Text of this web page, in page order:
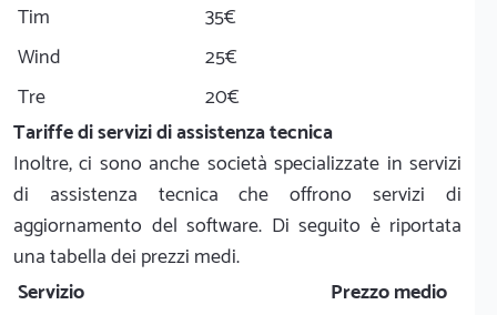
Tim
35€
Wind
25€
Tre
20€
Tariffe di servizi di assistenza tecnica
Inoltre, ci sono anche società specializzate in servizi
di assistenza tecnica che offrono servizi di
aggiornamento del software. Di seguito è riportata
una tabella dei prezzi medi.
Servizio
Prezzo medio